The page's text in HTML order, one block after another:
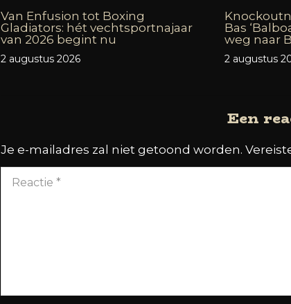
Van Enfusion tot Boxing
Gladiators: hét vechtsportnajaar
van 2026 begint nu
2 augustus 2026
Bas
weg naar
2 augustus
Een
Je e-mailadres zal niet getoond worden.